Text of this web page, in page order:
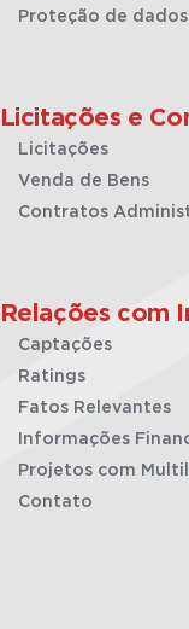
Proteção de
Licitações e
Licitações
Venda de Bens
Contratos
Relações com
Captações
Ratings
Fatos Relevantes
Informações
Projetos com
Contato